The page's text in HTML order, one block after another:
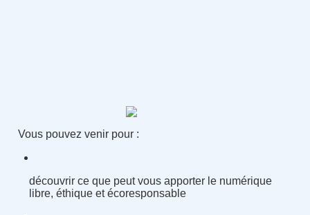
Vous pouvez venir pour :
découvrir ce que peut vous apporter le numérique
libre, éthique et écoresponsable